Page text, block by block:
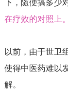
下，随便搞多少
在疗效的对照上。
以前，由于世卫
使得中医药难以
解。